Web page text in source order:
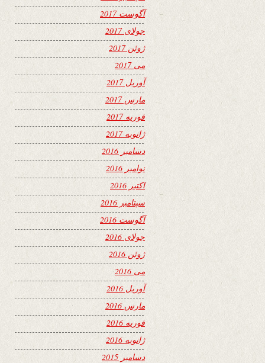
آگوست 2017
جولای 2017
ژوئن 2017
می 2017
آوریل 2017
مارس 2017
فوریه 2017
ژانویه 2017
دسامبر 2016
نوامبر 2016
اکتبر 2016
سپتامبر 2016
آگوست 2016
جولای 2016
ژوئن 2016
می 2016
آوریل 2016
مارس 2016
فوریه 2016
ژانویه 2016
دسامبر 2015